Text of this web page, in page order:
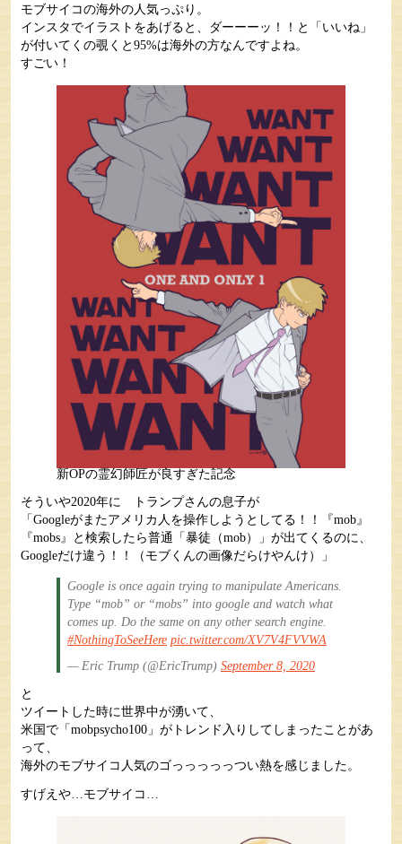
モブサイコの海外の人気っぷり。
インスタでイラストをあげると、ダーーーッ！！と「いいね」
が付いてくの覗くと95%は海外の方なんですよね。
すごい！
新OPの霊幻師匠が良すぎた記念
そういや2020年に トランプさんの息子が
「Googleがまたアメリカ人を操作しようとしてる！！『mob』
『mobs』と検索したら普通「暴徒（mob）」が出てくるのに、
Googleだけ違う！！（モブくんの画像だらけやんけ）」
Google is once again trying to manipulate Americans.
Type “mob” or “mobs” into google and watch what
comes up. Do the same on any other search engine.
#NothingToSeeHere pic.twitter.com/XV7V4FVVWA
— Eric Trump (@EricTrump) September 8, 2020
と
ツイートした時に世界中が湧いて、
米国で「mobpsycho100」がトレンド入りしてしまったことがあ
って、
海外のモブサイコ人気のゴっっっっっつい熱を感じました。
すげえや…モブサイコ…